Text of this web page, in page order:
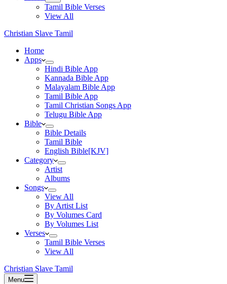
Tamil Bible Verses
View All
Christian Slave Tamil
Home
Apps
Hindi Bible App
Kannada Bible App
Malayalam Bible App
Tamil Bible App
Tamil Christian Songs App
Telugu Bible App
Bible
Bible Details
Tamil Bible
English Bible[KJV]
Category
Artist
Albums
Songs
View All
By Artist List
By Volumes Card
By Volumes List
Verses
Tamil Bible Verses
View All
Christian Slave Tamil
Menu